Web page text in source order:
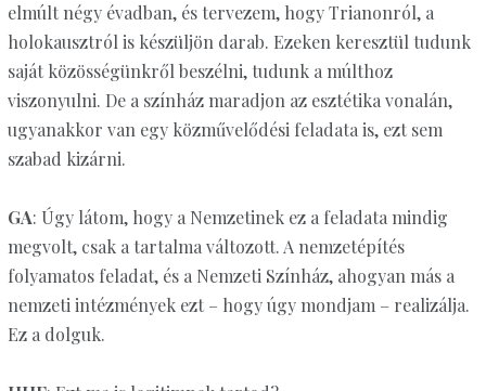
elmúlt négy évadban, és tervezem, hogy Trianonról, a
holokausztról is készüljön darab. Ezeken keresztül tudunk
saját közösségünkről beszélni, tudunk a múlthoz
viszonyulni. De a színház maradjon az esztétika vonalán,
ugyanakkor van egy közművelődési feladata is, ezt sem
szabad kizárni.
GA: Úgy látom, hogy a Nemzetinek ez a feladata mindig
megvolt, csak a tartalma változott. A nemzetépítés
folyamatos feladat, és a Nemzeti Színház, ahogyan más a
nemzeti intézmények ezt – hogy úgy mondjam – realizálja.
Ez a dolguk.